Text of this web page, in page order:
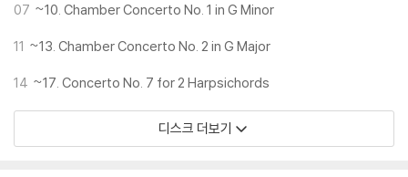
07 ~10. Chamber Concerto No. 1 in G Minor
11 ~13. Chamber Concerto No. 2 in G Major
14 ~17. Concerto No. 7 for 2 Harpsichords
디스크 더보기